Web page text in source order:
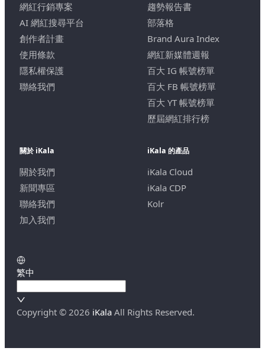
網紅行銷專案
AI 網紅搜尋平台
創作者計畫
使用條款
隱私權保護
聯絡我們
趨勢報告書
部落格
Brand Aura Index
網紅新媒體週報
百大 IG 帳號榜單
百大 FB 帳號榜單
百大 YT 帳號榜單
歷屆網紅排行榜
關於 iKala
關於我們
新聞專區
聯絡我們
加入我們
iKala 的產品
iKala Cloud
iKala CDP
Kolr
繁中
Copyright © 2026 iKala All Rights Reserved.